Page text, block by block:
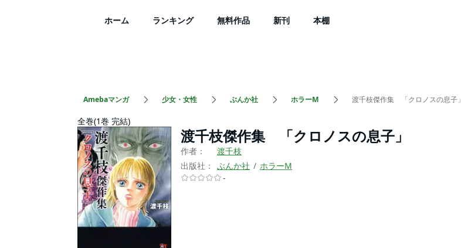
ホーム ランキング 無料作品 新刊 本棚
Amebaマンガ 少女・女性 ぶんか社 ホラーM 渡千枝傑作集 「クロノスの息子」
全巻(1巻 完結)
渡千枝傑作集 「クロノスの息子」
作者：
渡千枝
出版社：
ぶんか社
ホラーM
-